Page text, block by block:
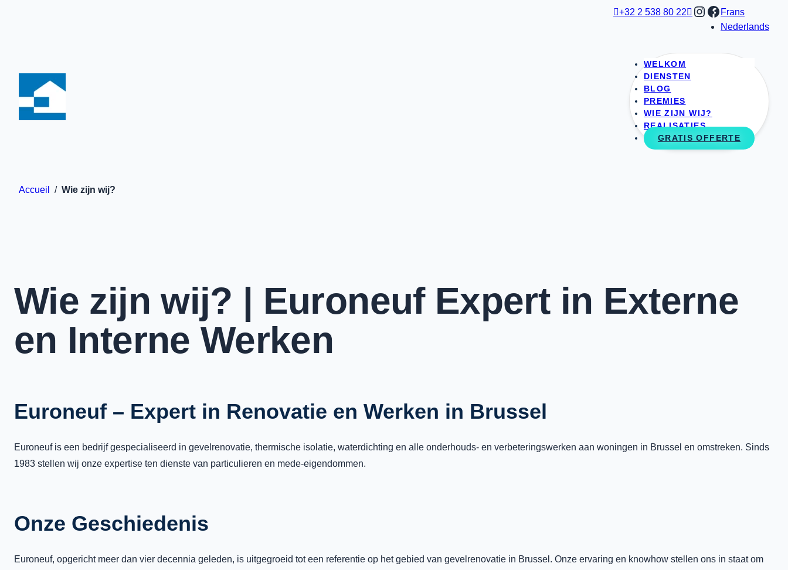
+32 2 538 80 22 Instagram
Facebook
Frans
Nederlands
WELKOM
DIENSTEN
BLOG
PREMIES
WIE ZIJN WIJ?
REALISATIES
GRATIS OFFERTE
Accueil / Wie zijn wij?
Wie zijn wij? | Euroneuf Expert in Externe
en Interne Werken
Euroneuf – Expert in Renovatie en Werken in Brussel
Euroneuf is een bedrijf gespecialiseerd in gevelrenovatie, thermische isolatie, waterdichting en alle onderhouds- en verbeteringswerken aan woningen in Brussel en omstreken. Sinds
1983 stellen wij onze expertise ten dienste van particulieren en mede-eigendommen.
Onze Geschiedenis
Euroneuf, opgericht meer dan vier decennia geleden, is uitgegroeid tot een referentie op het gebied van gevelrenovatie in Brussel. Onze ervaring en knowhow stellen ons in staat om